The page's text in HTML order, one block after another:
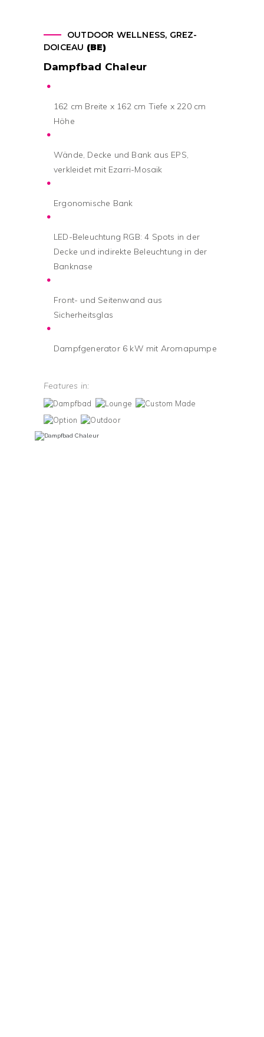
OUTDOOR WELLNESS, GREZ-
DOICEAU (BE)
Dampfbad Chaleur
162 cm Breite x 162 cm Tiefe x 220 cm
Höhe
Wände, Decke und Bank aus EPS,
verkleidet mit Ezarri-Mosaik
Ergonomische Bank
LED-Beleuchtung RGB: 4 Spots in der
Decke und indirekte Beleuchtung in der
Banknase
Front- und Seitenwand aus
Sicherheitsglas
Dampfgenerator 6 kW mit Aromapumpe
Features in: